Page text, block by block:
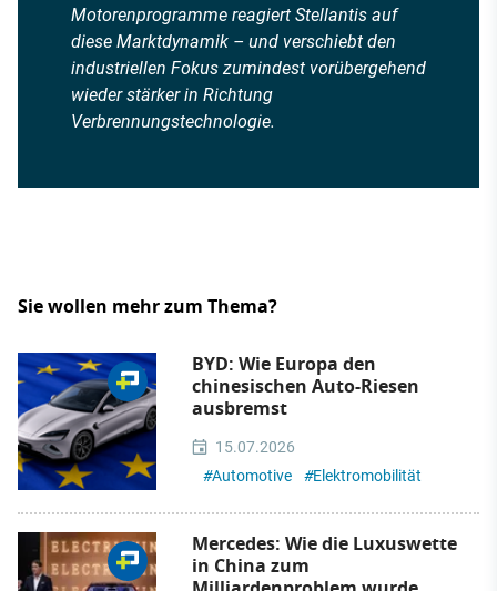
Motorenprogramme reagiert Stellantis auf
diese Marktdynamik – und verschiebt den
industriellen Fokus zumindest vorübergehend
wieder stärker in Richtung
Verbrennungstechnologie.
Sie wollen mehr zum Thema?
BYD: Wie Europa den
chinesischen Auto-Riesen
ausbremst
15.07.2026
#Automotive #Elektromobilität
Mercedes: Wie die Luxuswette
in China zum